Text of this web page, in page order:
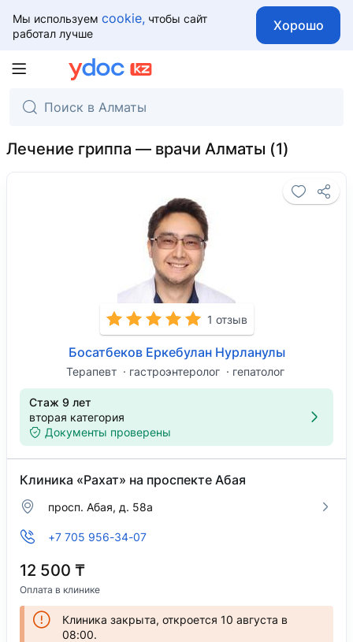
Мы используем cookie, чтобы сайт
работал лучше
Хорошо
Лечение гриппа — врачи Алматы
1 отзыв
Босатбеков Еркебулан Нурланулы
Терапевт гастроэнтеролог гепатолог
Стаж 9 лет
вторая категория
Документы проверены
Клиника «Рахат» на проспекте Абая
просп. Абая, д. 58а
+7 705 956-34-07
12 500 ₸
Оплата в клинике
Клиника закрыта, откроется 10 августа в
08:00.